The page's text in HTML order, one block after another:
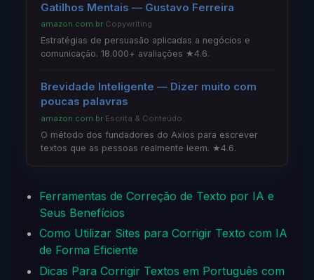
Gatilhos Mentais — Gustavo Ferreira
amazon.com.br·Copywriting
Estratégias de persuasão aplicadas a negócios e
comunicação. 18.000+ avaliações ★4.6.
Brevidade Inteligente — Dizer muito com
poucas palavras
amazon.com.br·Escrita & Conteúdo
O método dos fundadores do Axios para escrever
textos que as pessoas realmente leem. ★4.6.
Ferramentas de Correção de Texto por IA e
Seus Benefícios
Como Utilizar Sites para Corrigir Texto com IA
de Forma Eficiente
Dicas Para Corrigir Textos em Português com